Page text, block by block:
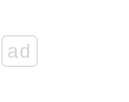
ad